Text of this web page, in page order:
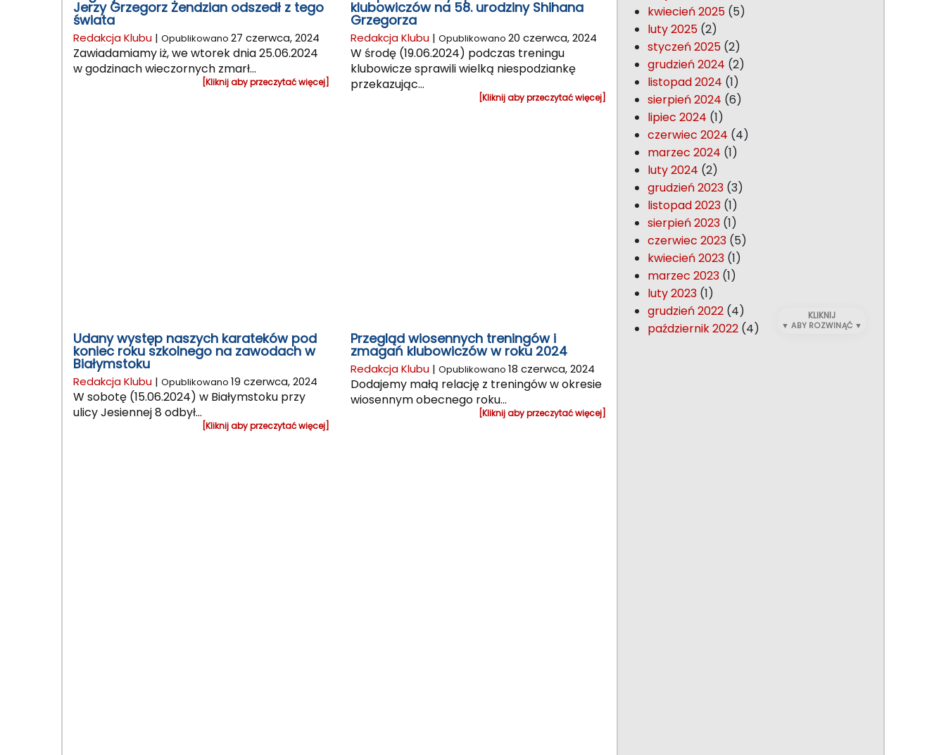
Jerzy Grzegorz Żendzian odszedł z tego
świata
Redakcja Klubu | Opublikowano 27 czerwca, 2024
Zawiadamiamy iż, we wtorek dnia 25.06.2024
w godzinach wieczornych zmarł...
[Kliknij aby przeczytać więcej]
klubowiczów na 58. urodziny Shihana
Grzegorza
Redakcja Klubu | Opublikowano 20 czerwca, 2024
W środę (19.06.2024) podczas treningu
klubowicze sprawili wielką niespodziankę
przekazując...
[Kliknij aby przeczytać więcej]
Udany występ naszych karateków pod
koniec roku szkolnego na zawodach w
Białymstoku
Redakcja Klubu | Opublikowano 19 czerwca, 2024
W sobotę (15.06.2024) w Białymstoku przy
ulicy Jesiennej 8 odbył...
[Kliknij aby przeczytać więcej]
Przegląd wiosennych treningów i
zmagań klubowiczów w roku 2024
Redakcja Klubu | Opublikowano 18 czerwca, 2024
Dodajemy małą relację z treningów w okresie
wiosennym obecnego roku...
[Kliknij aby przeczytać więcej]
kwiecień 2025 (5)
luty 2025 (2)
styczeń 2025 (2)
grudzień 2024 (2)
listopad 2024 (1)
sierpień 2024 (6)
lipiec 2024 (1)
czerwiec 2024 (4)
marzec 2024 (1)
luty 2024 (2)
grudzień 2023 (3)
listopad 2023 (1)
sierpień 2023 (1)
czerwiec 2023 (5)
kwiecień 2023 (1)
marzec 2023 (1)
luty 2023 (1)
grudzień 2022 (4)
październik 2022 (4)
KLIKNIJ
▼ ABY ROZWINĄĆ ▼